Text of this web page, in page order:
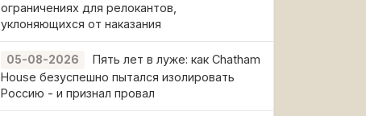
ограничениях для релокантов,
уклоняющихся от наказания
05-08-2026
Пять лет в луже: как Chatham
House безуспешно пытался изолировать
Россию - и признал провал